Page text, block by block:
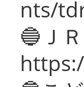
nts/
🔵Ｊ